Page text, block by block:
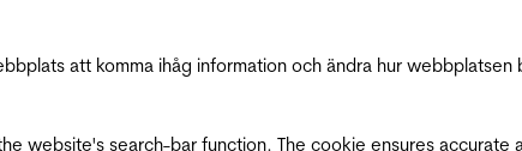
att komma ihåg information och ändra hur
website's search-bar function. The cookie ensures accurate